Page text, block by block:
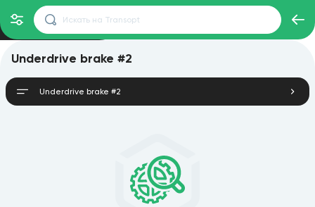
Underdrive brake #2
Underdrive brake #2